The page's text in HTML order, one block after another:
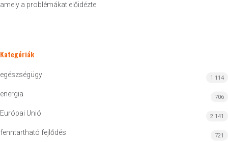
amely a problémákat előidézte
Kategóriák
egészségügy 1 114
energia 706
Európai Unió 2 141
fenntartható fejlődés 721